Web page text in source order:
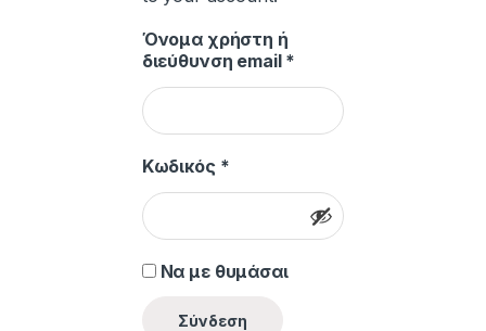
Όνομα χρήστη ή
διεύθυνση email *
Κωδικός *Απαιτείται
Να με θυμάσαι
Σύνδεση